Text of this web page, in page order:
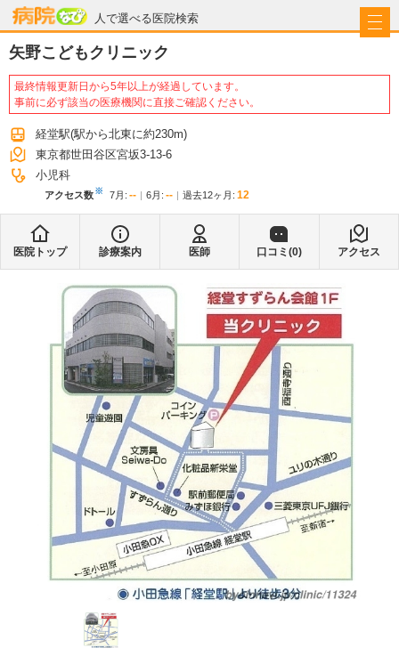
人で選べる医院検索
病院なび
矢野こどもクリニック
最終情報更新日から5年以上が経過しています。
事前に必ず該当の医療機関に直接ご確認ください。
経堂駅(駅から北東に約230m)
東京都世田谷区宮坂3-13-6
小児科
アクセス数※ 7月 : -- 6月 : -- 過去12ヶ月: 12
医院トップ 診療案内 医師 口コミ(0) アクセス